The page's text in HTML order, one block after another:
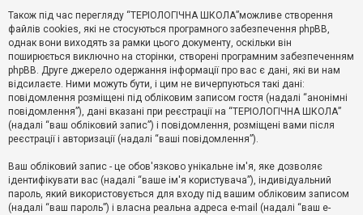
і
д
е
й
А
т
и
в
е
м
и
Також під час перегляду “ТЕРІОЛОГІЧНА ШКОЛА”можливе створення
файлів cookies, які не стосуються програмного забезпечення phpBB,
однак вони виходять за рамки цього документу, оскільки він
поширюється виключно на сторінки, створені програмним забезпеченням
phpBB. Друге джерело одержання інформації про вас є дані, які ви нам
відсилаєте. Ними можуть бути, і цим не вичерпуються такі дані:
повідомлення розміщені під обліковим записом гостя (надалі “анонімні
повідомлення”), дані вказані при реєстрації на “ТЕРІОЛОГІЧНА ШКОЛА”
(надалі “ваш обліковий запис”) і повідомлення, розміщені вами після
реєстрації і авторизації (надалі “ваші повідомлення”).
Ваш обліковий запис - це обов'язково унікальне ім'я, яке дозволяє
ідентифікувати вас (надалі “ваше ім'я користувача”), індивідуальний
пароль, який використовується для входу під вашим обліковим записом
(надалі “ваш пароль”) і власна реальна адреса e-mail (надалі “ваш e-